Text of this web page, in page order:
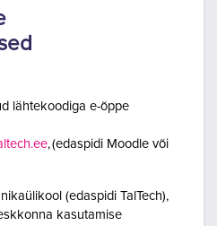
lähtekoodiga e-õppe
, (edaspidi Moodle või
(edaspidi TalTech),
kasutamise